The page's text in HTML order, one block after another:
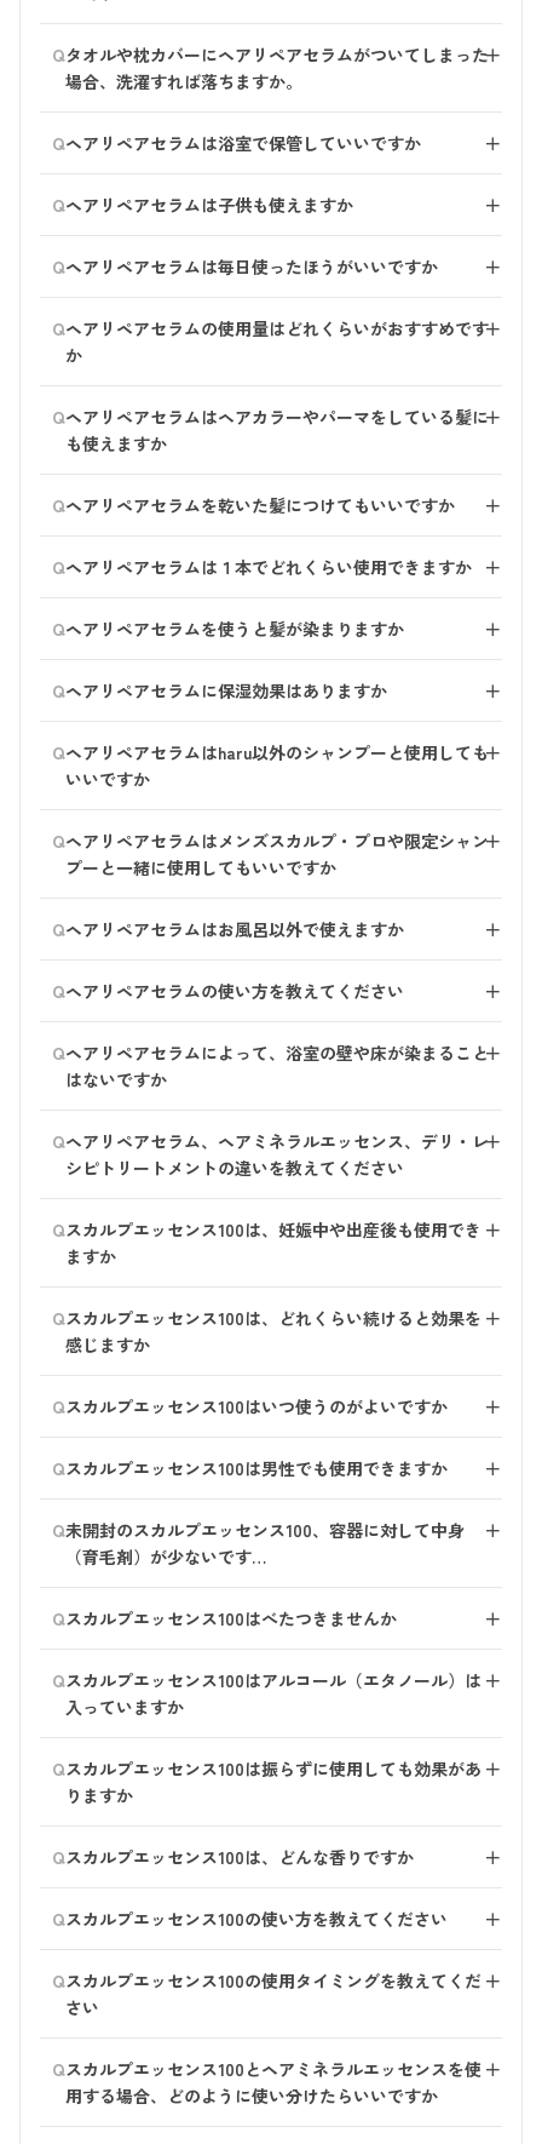
合は、あまりもこもこに泡立てず、軽めに泡立ててくだ
さい。
Qタオルや枕カバーにヘアリペアセラムがついてしまった
場合、洗濯すれば落ちますか。
＋
剤や漂白剤を使用しても色が残ってしまいます。
ヘアリペアセラムを使用する場合はしっかりすすぎ、タ
オルなどにつかないようにご注意ください。
Qヘアリペアセラムは浴室で保管していいですか
＋
Qヘアリペアセラムは子供も使えますか
＋
メージが少ないので効果は感じづらいかもしれません。
カラーリングや縮毛矯正されるご年齢のお子様であれ
ば、ヘアリペアセラムの効果をご実感いただけるのでは
ないかと思います。 年齢ではなく、髪のダメージ度合
いでご使用をご検討いただくことをおすすめいたしま
す。
Qヘアリペアセラムは毎日使ったほうがいいですか
＋
用をおすすめしております。 しかし、ダメージ度合も
様々かと思いますので、スペシャルケアとして週2～3回
の使用でも問題ございません。
Qヘアリペアセラムの使用量はどれくらいがおすすめです
か
＋
ショート：4プッシュ
ボブヘア：5プッシュ
セミロング：6プッシュ
ロング：7プッシュ～ 髪の量やダメージの度合いにあわ
せて、調整しながらご使用ください。
なる場合があります。）
Qヘアリペアセラムはヘアカラーやパーマをしている髪に
も使えますか
＋
るため、カラーやパーマをしている方におすすめのアイ
テムです。
Qヘアリペアセラムを乾いた髪につけてもいいですか
＋
ください。 乾いた髪へお使いになると、お召し物やタ
オルなどにヘアリペアセラムの色がついてしまう可能性
があります。 （布についてしまうと、非常に落ちにく
いです。）
Qヘアリペアセラムは１本でどれくらい使用できますか ＋
トヘアのお客様に毎日4プッシュお使いいただいた場
合、約3か月分です。
Qヘアリペアセラムを使うと髪が染まりますか
＋
キューティクルを補修してくれる美容液です。
Qヘアリペアセラムに保湿効果はありますか
＋
は髪のキューティクルを補修する力があるため、 お使
いいただく中で、髪の状態が整っていくのをご実感いた
だきやすい商品です。
うるおい補給でしたら、ヘアミネラルエッセンスやデ
リ・レシピトリートメントをおすすめいたします。
Qヘアリペアセラムはharu以外のシャンプーと使用しても
いいですか
＋
すめしております。
Qヘアリペアセラムはメンズスカルプ・プロや限定シャン
プーと一緒に使用してもいいですか
＋
Qヘアリペアセラムはお風呂以外で使えますか
＋
ため、お風呂場で使用しよく洗い流してください。
Qヘアリペアセラムの使い方を教えてください
＋
アリペアセラムを吹きかけます。 シャンプーの泡にヘ
アリペアセラムをなじませながら、頭皮をマッサージす
るように洗ってください。
※髪の近くでスプレーすることをおすすめします。 髪
から遠い位置だと、広範囲にスプレーが広がり髪以外の
部分に付く場合がございます。 詳しい使い方はこちら
もご覧ください。
手に取り髪(シャンプー)になじませてください。
Qヘアリペアセラムによって、浴室の壁や床が染まること
はないですか
＋
める）成分ではありませんが、床や壁に付いてしまった
まま乾いてしまうと、色が落ちづらくなることがありま
す。
水分を含んでいるあいだに洗い流していただくことをお
すすめいたします。
Qヘアリペアセラム、ヘアミネラルエッセンス、デリ・レ
シピトリートメントの違いを教えてください
＋
ているインバスケア。髪のダメージ・ハリコシが気にな
る方におすすめです。
●ヘアミネラルエッセンス： ダメージ補修+うるおい補
給のアウトバスケア。サラサラの仕上りが好きな方にお
すすめです。
●デリ・レシピトリートメント： ダメージ補修+うるお
い補給のインバスケア。しっとり仕上げたい方におすす
Qスカルプエッセンス100は、妊娠中や出産後も使用でき
ますか
＋
肌がデリケートになったり、香りに敏感になる時期もあ
るかと思いますので、ご体調に合わせてご使用くださ
い。
ご心配な場合はお医者様にご相談の上、ご使用の判断を
お願いいたします。
Qスカルプエッセンス100は、どれくらい続けると効果を
感じますか
＋
いただくことが大切です。 頭皮ケアに関しては、最低
でも５～６か月はご継続いただくことをおすすめいたし
ます。
Qスカルプエッセンス100はいつ使うのがよいですか
＋
に、夜はドライヤー前の頭皮にお使いください。
Qスカルプエッセンス100は男性でも使用できますか
＋
Q未開封のスカルプエッセンス100、容器に対して中身
（育毛剤）が少ないです…
＋
に あえて容器内にゆとりを持たせています。 内容量は
記載通りですので、ご安心ください。
Qスカルプエッセンス100はべたつきませんか
＋
を採用いたしました。
マイクロナノバブルで頭皮への浸透をサポートすること
で、肌なじみをよくしお使いいただきやすいよう工夫し
ました。
Qスカルプエッセンス100はアルコール（エタノール）は
入っていますか
＋
マイクロナノバブル発生装置を使うことで、エタノール
量の軽減に取り組みました。
Qスカルプエッセンス100は振らずに使用しても効果があ
りますか
＋
振ることでより浸透し、べたつきの軽減につながるた
め、マイクロナノバブルを発生させてのご使用をおすす
めしていますが、振ることが難しい場合はそのままご使
用いただけます。
Qスカルプエッセンス100は、どんな香りですか
＋
Qスカルプエッセンス100の使い方を教えてください
＋
～10秒（約20～30回）振り、マイクロナノバブルを発生
させます。
②頭皮が見えるように髪をかき分け、生え際や分け目な
どの気になる箇所を中心に適量（7プッシュ目安）を直
接スプレーします。
③頭皮をマッサージするように、液を馴染ませます。
Qスカルプエッセンス100の使用タイミングを教えてくだ
さい
＋
おります。 朝晩1日2回を目安に、スタイリング前やタオ
ルドライ後の頭皮にお使いください。
Qスカルプエッセンス100とヘアミネラルエッセンスを使
用する場合、どのように使い分けたらいいですか
＋